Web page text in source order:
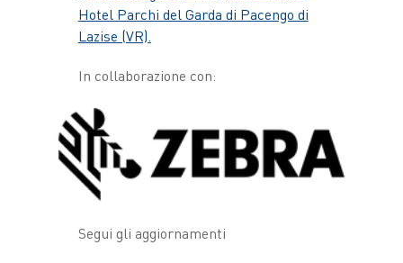
Hotel Parchi del Garda di Pacengo di
Lazise (VR).
In collaborazione con:
Segui gli aggiornamenti